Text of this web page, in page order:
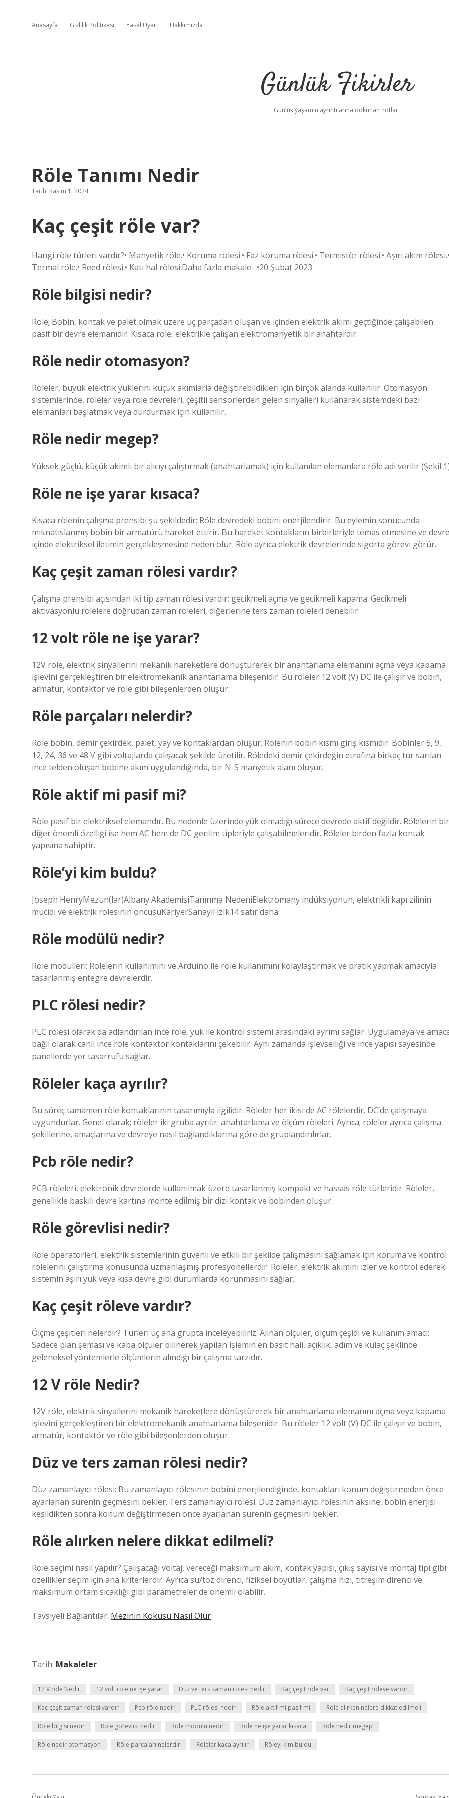
Anasayfa Gizlilik Politikası Yasal Uyarı Hakkımızda
Günlük Fikirler
Günlük yaşamın ayrıntılarına dokunan notlar.
Röle Tanımı Nedir
Tarih: Kasım 1, 2024
Kaç çeşit röle var?
Hangi röle türleri vardır?• Manyetik röle.• Koruma rölesi.• Faz koruma rölesi.• Termistör rölesi.• Aşırı akım
Termal röle.• Reed rölesi.• Katı hal rölesi.Daha fazla makale…•20 Şubat 2023
Röle bilgisi nedir?
Röle; Bobin, kontak ve palet olmak üzere üç parçadan oluşan ve içinden elektrik akımı geçtiğinde çalışabilen
pasif bir devre elemanıdır. Kısaca röle, elektrikle çalışan elektromanyetik bir anahtardır.
Röle nedir otomasyon?
Röleler, büyük elektrik yüklerini küçük akımlarla değiştirebildikleri için birçok alanda kullanılır. Otomasyon
sistemlerinde, röleler veya röle devreleri, çeşitli sensörlerden gelen sinyalleri kullanarak sistemdeki bazı
elemanları başlatmak veya durdurmak için kullanılır.
Röle nedir megep?
Yüksek güçlü, küçük akımlı bir alıcıyı çalıştırmak (anahtarlamak) için kullanılan elemanlara röle adı verilir (Şekil
Röle ne işe yarar kısaca?
Kısaca rölenin çalışma prensibi şu şekildedir: Röle devredeki bobini enerjilendirir. Bu eylemin sonucunda
mıknatıslanmış bobin bir armatürü hareket ettirir. Bu hareket kontakların birbirleriyle temas etmesine ve
içinde elektriksel iletimin gerçekleşmesine neden olur. Röle ayrıca elektrik devrelerinde sigorta görevi görür.
Kaç çeşit zaman rölesi vardır?
Çalışma prensibi açısından iki tip zaman rölesi vardır: gecikmeli açma ve gecikmeli kapama. Gecikmeli
aktivasyonlu rölelere doğrudan zaman röleleri, diğerlerine ters zaman röleleri denebilir.
12 volt röle ne işe yarar?
12V röle, elektrik sinyallerini mekanik hareketlere dönüştürerek bir anahtarlama elemanını açma veya kapama
işlevini gerçekleştiren bir elektromekanik anahtarlama bileşenidir. Bu röleler 12 volt (V) DC ile çalışır ve bobin,
armatür, kontaktör ve röle gibi bileşenlerden oluşur.
Röle parçaları nelerdir?
Röle bobin, demir çekirdek, palet, yay ve kontaklardan oluşur. Rölenin bobin kısmı giriş kısmıdır. Bobinler 5, 9,
12, 24, 36 ve 48 V gibi voltajlarda çalışacak şekilde üretilir. Röledeki demir çekirdeğin etrafına birkaç tur sarılan
ince telden oluşan bobine akım uygulandığında, bir N-S manyetik alanı oluşur.
Röle aktif mi pasif mi?
Röle pasif bir elektriksel elemandır. Bu nedenle üzerinde yük olmadığı sürece devrede aktif değildir. Rölelerin bir
diğer önemli özelliği ise hem AC hem de DC gerilim tipleriyle çalışabilmeleridir. Röleler birden fazla kontak
yapısına sahiptir.
Röle’yi kim buldu?
Joseph HenryMezun(lar)Albany AkademisiTanınma NedeniElektromany indüksiyonun, elektrikli kapı zilinin
mucidi ve elektrik rölesinin öncüsüKariyerSanayiFizik14 satır daha
Röle modülü nedir?
Röle modülleri; Rölelerin kullanımını ve Arduino ile röle kullanımını kolaylaştırmak ve pratik yapmak amacıyla
tasarlanmış entegre devrelerdir.
PLC rölesi nedir?
PLC rölesi olarak da adlandırılan ince röle, yük ile kontrol sistemi arasındaki ayrımı sağlar. Uygulamaya ve
bağlı olarak canlı ince röle kontaktör kontaklarını çekebilir. Aynı zamanda işlevselliği ve ince yapısı sayesinde
panellerde yer tasarrufu sağlar.
Röleler kaça ayrılır?
Bu süreç tamamen röle kontaklarının tasarımıyla ilgilidir. Röleler her ikisi de AC rölelerdir. DC’de çalışmaya
uygundurlar. Genel olarak; röleler iki gruba ayrılır: anahtarlama ve ölçüm röleleri. Ayrıca; röleler ayrıca çalışma
şekillerine, amaçlarına ve devreye nasıl bağlandıklarına göre de gruplandırılırlar.
Pcb röle nedir?
PCB röleleri, elektronik devrelerde kullanılmak üzere tasarlanmış kompakt ve hassas röle türleridir. Röleler,
genellikle baskılı devre kartına monte edilmiş bir dizi kontak ve bobinden oluşur.
Röle görevlisi nedir?
Röle operatörleri, elektrik sistemlerinin güvenli ve etkili bir şekilde çalışmasını sağlamak için koruma ve kontrol
rölelerini çalıştırma konusunda uzmanlaşmış profesyonellerdir. Röleler, elektrik akımını izler ve kontrol ederek
sistemin aşırı yük veya kısa devre gibi durumlarda korunmasını sağlar.
Kaç çeşit röleve vardır?
Ölçme çeşitleri nelerdir? Türleri üç ana grupta inceleyebiliriz: Alınan ölçüler, ölçüm çeşidi ve kullanım amacı:
Sadece plan şeması ve kaba ölçüler bilinerek yapılan işlemin en basit hali, açıklık, adım ve kulaç şeklinde
geleneksel yöntemlerle ölçümlerin alındığı bir çalışma tarzıdır.
12 V röle Nedir?
12V röle, elektrik sinyallerini mekanik hareketlere dönüştürerek bir anahtarlama elemanını açma veya kapama
işlevini gerçekleştiren bir elektromekanik anahtarlama bileşenidir. Bu röleler 12 volt (V) DC ile çalışır ve bobin,
armatür, kontaktör ve röle gibi bileşenlerden oluşur.
Düz ve ters zaman rölesi nedir?
Düz zamanlayıcı rölesi: Bu zamanlayıcı rölesinin bobini enerjilendiğinde, kontakları konum değiştirmeden önce
ayarlanan sürenin geçmesini bekler. Ters zamanlayıcı rölesi: Düz zamanlayıcı rölesinin aksine, bobin enerjisi
kesildikten sonra konum değiştirmeden önce ayarlanan sürenin geçmesini bekler.
Röle alırken nelere dikkat edilmeli?
Röle seçimi nasıl yapılır? Çalışacağı voltaj, vereceği maksimum akım, kontak yapısı, çıkış sayısı ve montaj tipi gibi
özellikler seçim için ana kriterlerdir. Ayrıca su/toz direnci, fiziksel boyutlar, çalışma hızı, titreşim direnci ve
maksimum ortam sıcaklığı gibi parametreler de önemli olabilir.
Tavsiyeli Bağlantılar: Mezinin Kokusu Nasıl Olur
Tarih: Makaleler
12 V röle Nedir 12 volt röle ne işe yarar Düz ve ters zaman rölesi nedir Kaç çeşit röle var Kaç çeşit röleve vardır
Kaç çeşit zaman rölesi vardır Pcb röle nedir PLC rölesi nedir Röle aktif mi pasif mi Röle alırken nelere dikkat edilmeli
Röle bilgisi nedir Röle görevlisi nedir Röle modülü nedir Röle ne işe yarar kısaca Röle nedir megep
Röle nedir otomasyon Röle parçaları nelerdir Röleler kaça ayrılır Röleyi kim buldu